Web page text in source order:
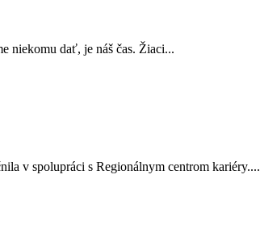
niekomu dať, je náš čas. Žiaci...
v spolupráci s Regionálnym centrom kariéry....